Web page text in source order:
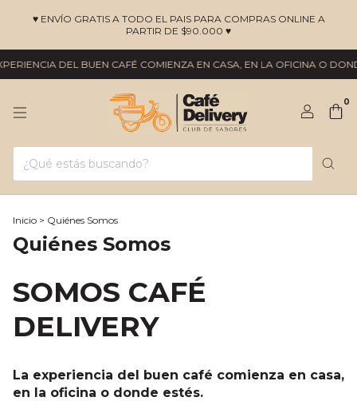
♥ ENVÍO GRATIS A TODO EL PAIS PARA COMPRAS ONLINE A
PARTIR DE $90.000 ♥
DEL BUEN CAFÉ COMIENZA EN CASA, EN LA OFICINA O
0
Inicio > Quiénes Somos
Quiénes Somos
SOMOS CAFÉ
DELIVERY
La experiencia del buen café comienza en casa,
en la oficina o donde estés.